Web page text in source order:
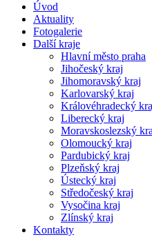
Úvod
Aktuality
Fotogalerie
Další kraje
Hlavní město praha
Jihočeský kraj
Jihomoravský kraj
Karlovarský kraj
Královéhradecký
Liberecký kraj
Moravskoslezský
Olomoucký kraj
Pardubický kraj
Plzeňský kraj
Ústecký kraj
Středočeský kraj
Vysočina kraj
Zlínský kraj
Kontakty